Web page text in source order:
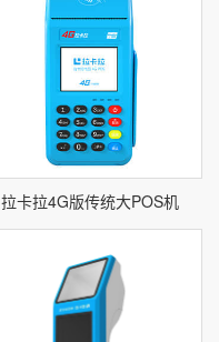
拉卡拉4G版传统大POS机